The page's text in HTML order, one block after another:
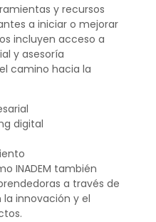
y recursos
a iniciar o mejorar
incluyen acceso a
y asesoría
camino hacia la
digital
INADEM también
a través de
innovación y el